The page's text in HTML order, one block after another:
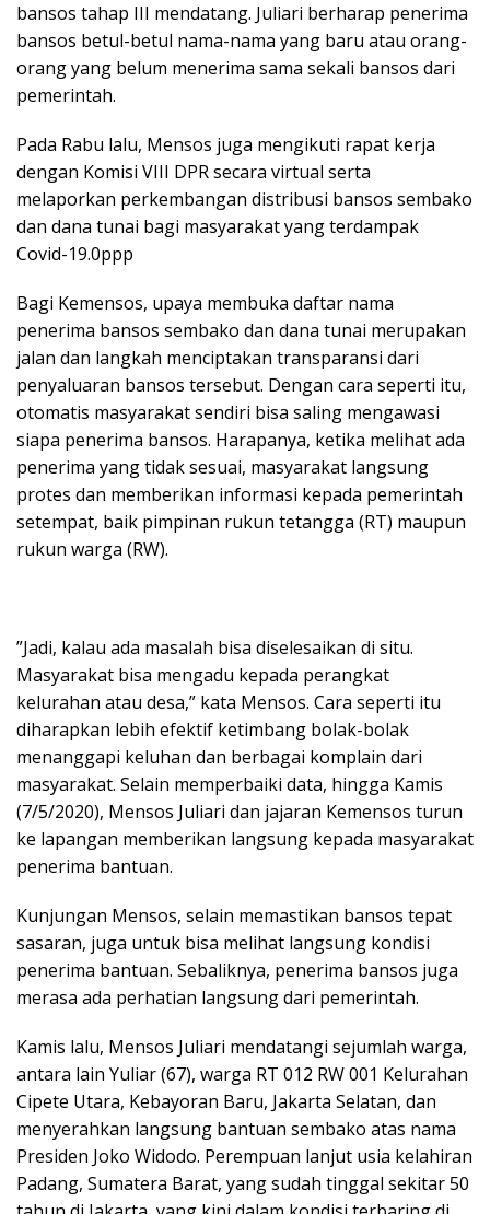
bansos tahap III mendatang. Juliari berharap penerima
bansos betul-betul nama-nama yang baru atau orang-
orang yang belum menerima sama sekali bansos dari
pemerintah.
Pada Rabu lalu, Mensos juga mengikuti rapat kerja
dengan Komisi VIII DPR secara virtual serta
melaporkan perkembangan distribusi bansos sembako
dan dana tunai bagi masyarakat yang terdampak
Covid-19.0ppp
Bagi Kemensos, upaya membuka daftar nama
penerima bansos sembako dan dana tunai merupakan
jalan dan langkah menciptakan transparansi dari
penyaluaran bansos tersebut. Dengan cara seperti itu,
otomatis masyarakat sendiri bisa saling mengawasi
siapa penerima bansos. Harapanya, ketika melihat ada
penerima yang tidak sesuai, masyarakat langsung
protes dan memberikan informasi kepada pemerintah
setempat, baik pimpinan rukun tetangga (RT) maupun
rukun warga (RW).
”Jadi, kalau ada masalah bisa diselesaikan di situ.
Masyarakat bisa mengadu kepada perangkat
kelurahan atau desa,” kata Mensos. Cara seperti itu
diharapkan lebih efektif ketimbang bolak-bolak
menanggapi keluhan dan berbagai komplain dari
masyarakat. Selain memperbaiki data, hingga Kamis
(7/5/2020), Mensos Juliari dan jajaran Kemensos turun
ke lapangan memberikan langsung kepada masyarakat
penerima bantuan.
Kunjungan Mensos, selain memastikan bansos tepat
sasaran, juga untuk bisa melihat langsung kondisi
penerima bantuan. Sebaliknya, penerima bansos juga
merasa ada perhatian langsung dari pemerintah.
Kamis lalu, Mensos Juliari mendatangi sejumlah warga,
antara lain Yuliar (67), warga RT 012 RW 001 Kelurahan
Cipete Utara, Kebayoran Baru, Jakarta Selatan, dan
menyerahkan langsung bantuan sembako atas nama
Presiden Joko Widodo. Perempuan lanjut usia kelahiran
Padang, Sumatera Barat, yang sudah tinggal sekitar 50